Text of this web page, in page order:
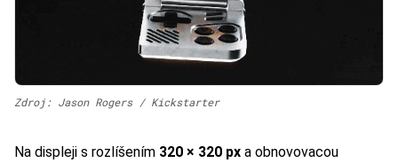
Zdroj: Jason Rogers / Kickstarter
Na displeji s rozlíšením 320 × 320 px a obnovovacou